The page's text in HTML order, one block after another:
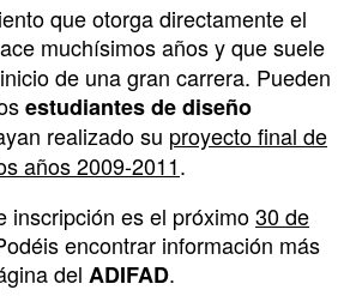
que otorga directamente el
muchísimos años y que suele
de una gran carrera. Pueden
estudiantes de diseño
realizado su proyecto final de
años 2009-2011.
inscripción es el próximo30 de
encontrar información más
del ADIFAD.